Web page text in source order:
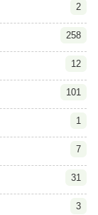
2
258
12
101
1
7
31
3